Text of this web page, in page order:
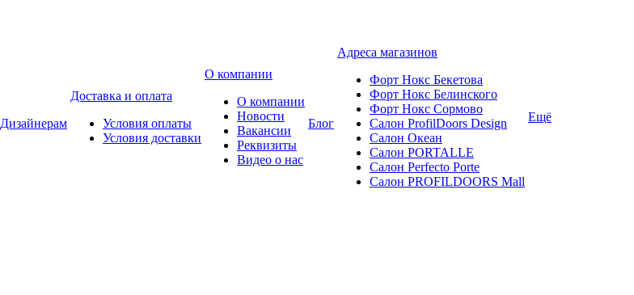
Дизайнерам
Доставка и оплата
Условия оплаты
Условия доставки
О компании
О компании
Новости
Вакансии
Реквизиты
Видео о нас
Блог
Адреса магазинов
Форт Нокс Бекетова
Форт Нокс Белинского
Форт Нокс Сормово
Салон ProfilDoors Design
Салон Океан
Салон PORTALLE
Салон Perfecto Portе
Салон PROFILDOORS Mall
Ещё